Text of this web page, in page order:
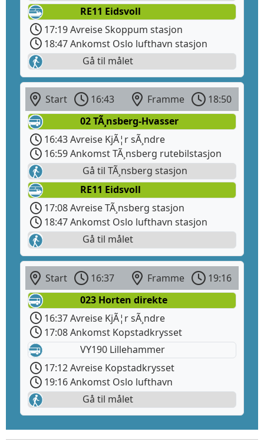
RE11 Eidsvoll
17:19 Avreise Skoppum stasjon
18:47 Ankomst Oslo lufthavn stasjon
Gå til målet
Start 16:43 Framme
18:50
02 TÃ¸nsberg-Hvasser
16:43 Avreise KjÃ¦r sÃ¸ndre
16:59 Ankomst TÃ¸nsberg rutebilstasjon
Gå til TÃ¸nsberg stasjon
RE11 Eidsvoll
17:08 Avreise TÃ¸nsberg stasjon
18:47 Ankomst Oslo lufthavn stasjon
Gå til målet
Start 16:37 Framme
19:16
023 Horten direkte
16:37 Avreise KjÃ¦r sÃ¸ndre
17:08 Ankomst Kopstadkrysset
VY190 Lillehammer
17:12 Avreise Kopstadkrysset
19:16 Ankomst Oslo lufthavn
Gå til målet